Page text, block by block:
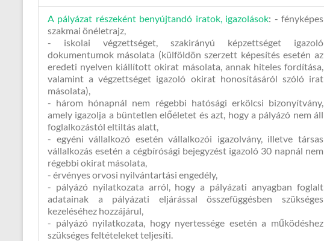
A pályázat részeként benyújtandó iratok, igazolások: - fényképes
szakmai önéletrajz,
- iskolai végzettséget, szakirányú képzettséget igazoló
dokumentumok másolata (külföldön szerzett képesítés esetén az
eredeti nyelven kiállított okirat másolata, annak hiteles fordítása,
valamint a végzettséget igazoló okirat honosításáról szóló irat
másolata),
- három hónapnál nem régebbi hatósági erkölcsi bizonyítvány,
amely igazolja a büntetlen előéletet és azt, hogy a pályázó nem áll
foglalkozástól eltiltás alatt,
- egyéni vállalkozó esetén vállalkozói igazolvány, illetve társas
vállalkozás esetén a cégbírósági bejegyzést igazoló 30 napnál nem
régebbi okirat másolata,
- érvényes orvosi nyilvántartási engedély,
- pályázó nyilatkozata arról, hogy a pályázati anyagban foglalt
adatainak a pályázati eljárással összefüggésben szükséges
kezeléséhez hozzájárul,
- pályázó nyilatkozata, hogy nyertessége esetén a működéshez
szükséges feltételeket teljesíti.